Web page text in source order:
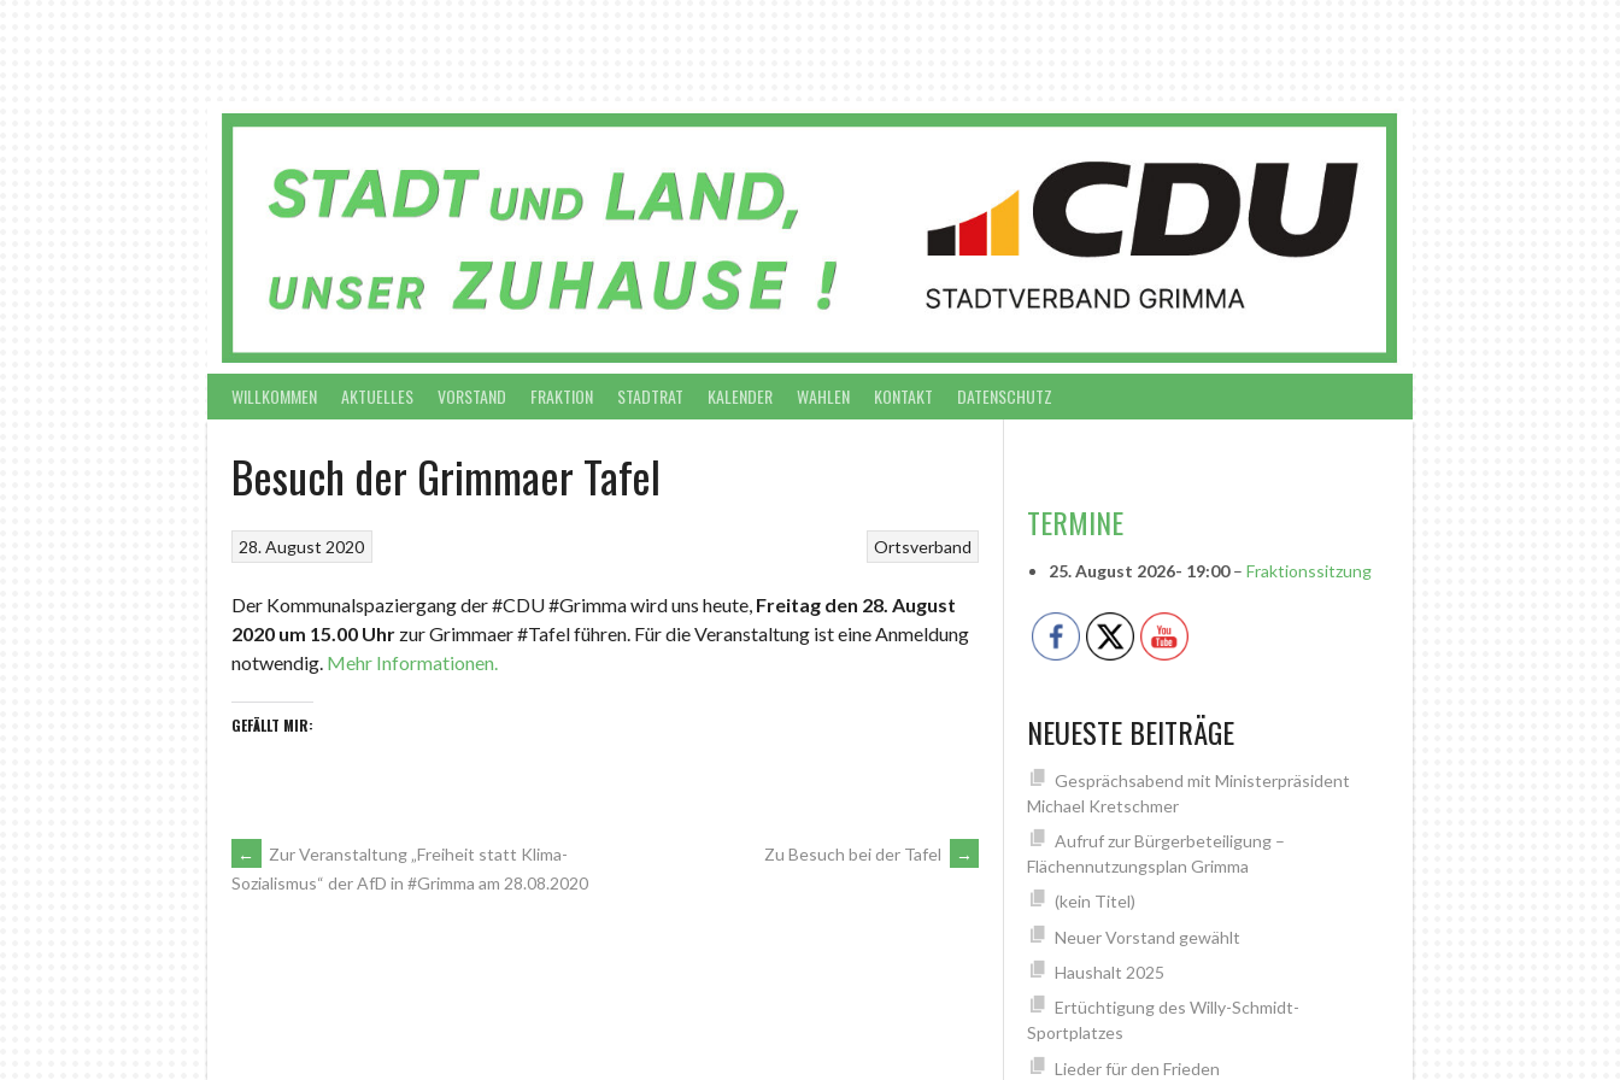
WILLKOMMEN AKTUELLES VORSTAND FRAKTION STADTRAT KALENDER WAHLEN KONTAKT DATENSCHUTZ
Besuch der Grimmaer Tafel
Ortsverband
28. August 2020
Der Kommunalspaziergang der #CDU #Grimma wird uns heute, Freitag den 28. August
2020 um 15.00 Uhr zur Grimmaer #Tafel führen. Für die Veranstaltung ist eine Anmeldung
notwendig. Mehr Informationen.
GEFÄLLT MIR:
ARTIKEL-
←
Zur Veranstaltung „Freiheit statt Klima-
Sozialismus“ der AfD in #Grimma am 28.08.2020
Zu Besuch bei der Tafel →
TERMINE
25. August 2026- 19:00– Fraktionssitzung
NEUESTE BEITRÄGE
Gesprächsabend mit Ministerpräsident
Michael Kretschmer
Aufruf zur Bürgerbeteiligung –
Flächennutzungsplan Grimma
(kein Titel)
Neuer Vorstand gewählt
Haushalt 2025
Ertüchtigung des Willy-Schmidt-
Sportplatzes
Lieder für den Frieden